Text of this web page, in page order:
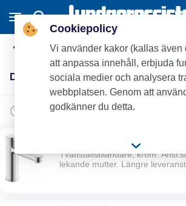
Duravit
Duravit (3)
Tvättställsblandare, krom.
lekande mutter. Längre
Cookiepolicy
Vi använder kakor (kallas även
att anpassa innehåll, erbjuda
sociala medier och analysera
webbplatsen. Genom att
godkänner du detta.